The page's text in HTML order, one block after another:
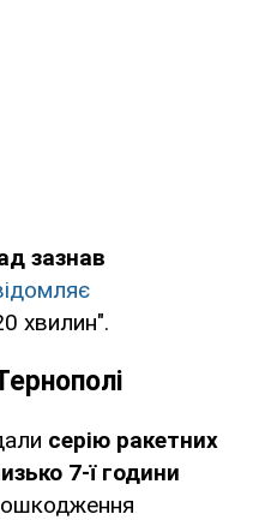
зазнав
хвилин".
серію ракетних
7-ї години